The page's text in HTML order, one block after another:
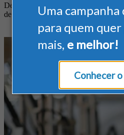
Uma
para quem
mais, e melhor!
Conhecer
Desempenho do Setor de Máquinas
de Janeiro de 2026